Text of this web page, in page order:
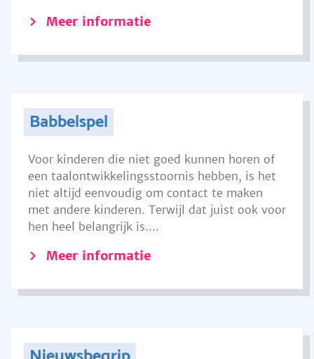
Meer informatie
Babbelspel
Voor kinderen die niet goed kunnen horen of
een taalontwikkelingsstoornis hebben, is het
niet altijd eenvoudig om contact te maken
met andere kinderen. Terwijl dat juist ook voor
hen heel belangrijk is....
Meer informatie